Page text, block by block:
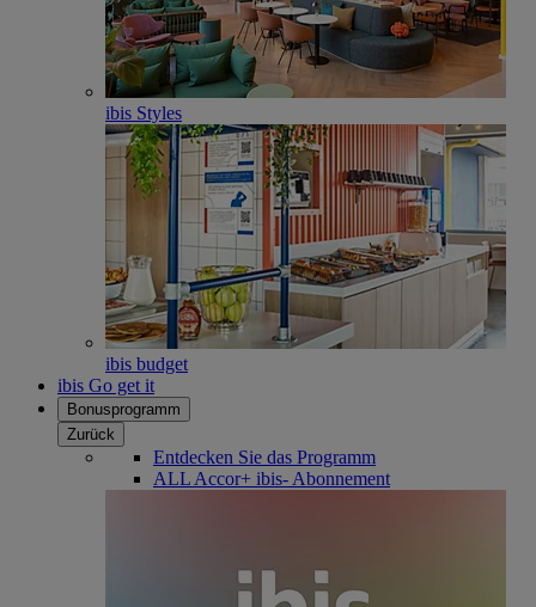
ibis Styles
ibis budget
ibis Go get it
Bonusprogramm
Zurück
Entdecken Sie das Programm
ALL Accor+ ibis- Abonnement